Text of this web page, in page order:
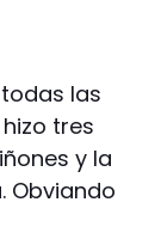
las
tres
y la
Obviando